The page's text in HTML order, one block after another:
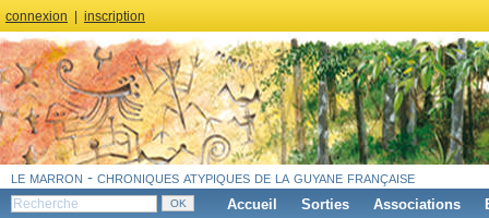
connexion inscription
le marron - chroniques atypiques de la guyane française
Accueil Sorties Associations